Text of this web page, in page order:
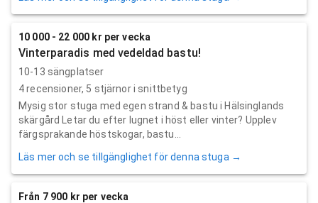
10 000 - 22 000 kr per vecka
Vinterparadis med vedeldad bastu!
10-13 sängplatser
4recensioner, 5 stjärnor i snittbetyg
Mysig stor stuga med egen strand & bastu i Hälsinglands
skärgård Letar du efter lugnet i höst eller vinter? Upplev
färgsprakande höstskogar, bastu...
Läs mer och se tillgänglighet för denna stuga →
Från 7 900 kr per vecka